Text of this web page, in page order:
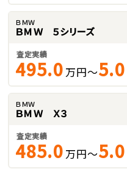
ＢＭＷ
ＢＭＷ ５シリーズ
査定実績
495.0 万円～5.0
ＢＭＷ
ＢＭＷ Ｘ３
査定実績
485.0 万円～5.0